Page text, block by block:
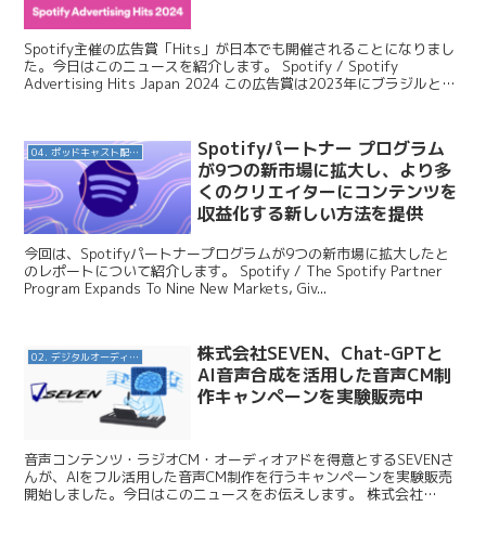
Spotify主催の広告賞「Hits」が日本でも開催されることになりまし
た。今日はこのニュースを紹介します。 Spotify / Spotify
Advertising Hits Japan 2024 この広告賞は2023年にブラジルとメ
04. ポッドキャスト配信・制作等
Spotifyパートナー プログラム
が9つの新市場に拡大し、より多
くのクリエイターにコンテンツを
収益化する新しい方法を提供
今回は、Spotifyパートナープログラムが9つの新市場に拡大したと
のレポートについて紹介します。 Spotify / The Spotify Partner
Program Expands To Nine New Markets, Giv...
02. デジタルオーディオ広告（音声広告）
株式会社SEVEN、Chat-GPTと
AI音声合成を活用した音声CM制
作キャンペーンを実験販売中
音声コンテンツ・ラジオCM・オーディオアドを得意とするSEVENさ
んが、AIをフル活用した音声CM制作を行うキャンペーンを実験販売
開始しました。今日はこのニュースをお伝えします。 株式会社